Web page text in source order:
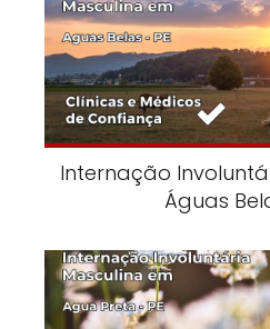
Internação
Águas